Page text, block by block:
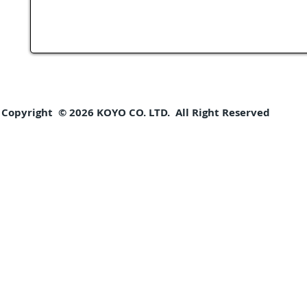
Copyright © 2026 KOYO CO. LTD. All Right Reserved